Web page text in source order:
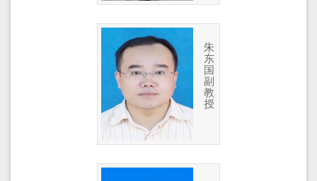
朱
东
国
副
教
授